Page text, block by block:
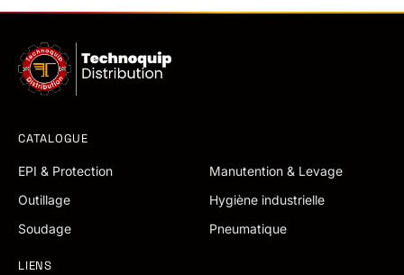
CATALOGUE
EPI & Protection
Manutention & Levage
Outillage
Hygiène industrielle
Soudage
Pneumatique
LIENS